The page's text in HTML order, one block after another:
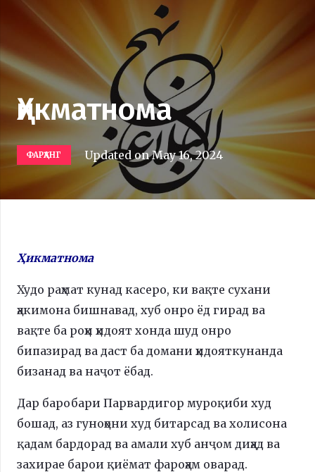
Ҳикматнома
ФАРҲАНГ Updated onMay 16, 2024
Ҳикматнома
Худо раҳмат кунад касеро, ки вақте сухани
ҳакимона бишнавад, хуб онро ёд гирад ва
вақте ба роҳи ҳидоят хонда шуд онро
бипазирад ва даст ба домани ҳидояткунанда
бизанад ва наҷот ёбад.
Дар баробари Парвардигор муроқиби худ
бошад, аз гуноҳони худ битарсад ва холисона
қадам бардорад ва амали хуб анҷом диҳад ва
захирае барои қиёмат фароҳам оварад.